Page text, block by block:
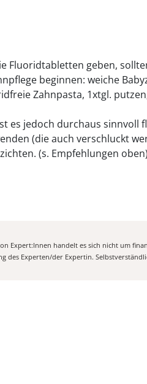
Fluoridtabletten geben,
beginnen: weiche
Zahnpasta, 1xtgl.
es jedoch durchaus sinnvoll
(die auch verschluckt
(s. Empfehlungen oben)
Expert:Innen handelt es sich nicht um
des Experten/der Expertin.